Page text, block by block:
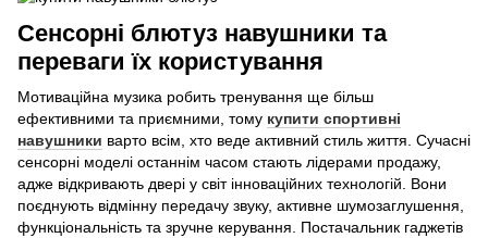
Сенсорні блютуз навушники та
переваги їх користування
Мотиваційна музика робить тренування ще більш
ефективними та приємними, тому купити спортивні
навушники варто всім, хто веде активний стиль життя. Сучасні
сенсорні моделі останнім часом стають лідерами продажу,
адже відкривають двері у світ інноваційних технологій. Вони
поєднують відмінну передачу звуку, активне шумозаглушення,
функціональність та зручне керування. Постачальник гаджетів